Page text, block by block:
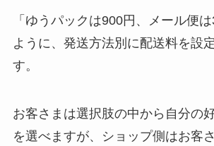
「ゆうパックは900円、メール便
ように、発送方法別に配送料を設
す。
お客さまは選択肢の中から自分の
を選べますが、ショップ側はお客